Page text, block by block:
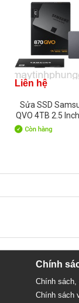
Liên hệ
Sửa SSD
QVO 4TB 2.5 Inch
Chính
Chính sách,
Chính sách